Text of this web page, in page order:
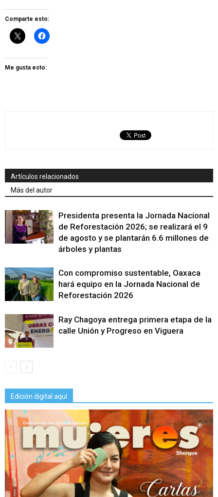
Comparte esto:
Me gusta esto:
Artículos relacionados
Más del autor
Presidenta presenta la Jornada Nacional
de Reforestación 2026; se realizará el 9
de agosto y se plantarán 6.6 millones de
árboles y plantas
Con compromiso sustentable, Oaxaca
hará equipo en la Jornada Nacional de
Reforestación 2026
Ray Chagoya entrega primera etapa de la
calle Unión y Progreso en Viguera
Edición digital aquí